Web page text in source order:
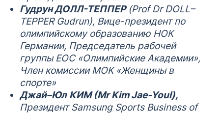
Гудрун ДОЛЛ-ТЕППЕР(Prof Dr DOLL–
TEPPER Gudrun), Вице-президент по
олимпийскому образованию НОК
Германии, Председатель рабочей
группы EOC «Олимпийские Академии»,
Член комиссии МОК «Женщины в
спорте»
Джай–Юл КИМ(Mr Kim Jae-Youl),
ПрезидентSamsung Sports Business of